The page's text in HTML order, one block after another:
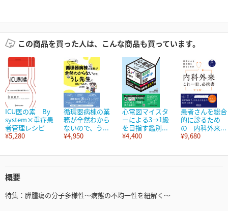
この商品を買った人は、こんな商品も買っています。
ICU医の素 By
system×重症患
者管理レシピ
¥5,280
循環器病棟の業
務が全然わから
ないので、う...
¥4,950
心電図マイスタ
ーによる3→1級
を目指す鑑別...
¥4,400
患者さんを総合
的に診るため
の 内科外来...
¥9,680
概要
特集：膵腫瘍の分子多様性～病態の不均一性を紐解く～